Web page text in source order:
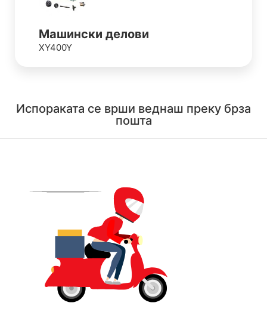
Машински делови
XY400Y
Испораката се врши веднаш преку брза
пошта